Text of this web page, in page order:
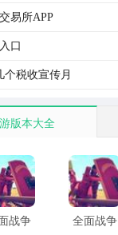
易所APP
口
个税收宣传月
版本大全
战争
全面战争